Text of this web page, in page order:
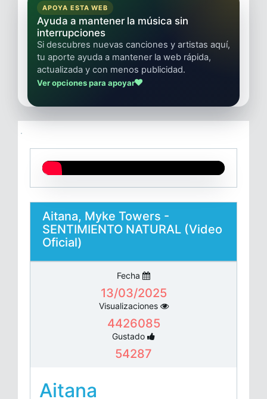
APOYA ESTA WEB
Ayuda a mantener la música sin
interrupciones
Si descubres nuevas canciones y artistas aquí,
tu aporte ayuda a mantener la web rápida,
actualizada y con menos publicidad.
Ver opciones para apoyar
Aitana, Myke Towers -
SENTIMIENTO NATURAL (Video
Oficial)
Fecha
13/03/2025
Visualizaciones
4426085
Gustado
54287
Aitana